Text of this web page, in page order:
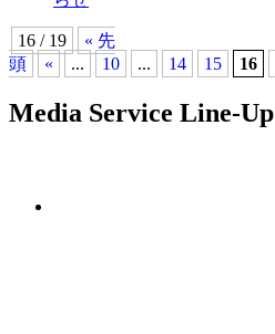
16 / 19
« 先
頭
« ... 10 ... 14 15 16
Media Service Line-Up